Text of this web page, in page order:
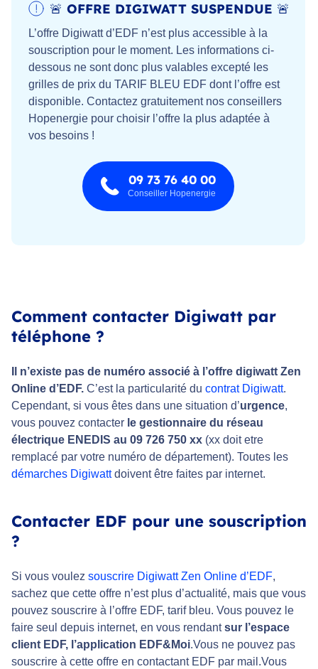
🚨 OFFRE DIGIWATT SUSPENDUE 🚨
L’offre Digiwatt d’EDF n’est plus accessible à la
souscription pour le moment. Les informations ci-
dessous ne sont donc plus valables excepté les
grilles de prix du TARIF BLEU EDF dont l’offre est
disponible. Contactez gratuitement nos conseillers
Hopenergie pour choisir l’offre la plus adaptée à
vos besoins !
09 73 76 40 00
Conseiller Hopenergie
Comment contacter Digiwatt par
téléphone ?
Il n’existe pas de numéro associé à l’offre digiwatt Zen
Online d’EDF. C’est la particularité du contrat Digiwatt.
Cependant, si vous êtes dans une situation d’urgence,
vous pouvez contacter le gestionnaire du réseau
électrique ENEDIS au 09 726 750 xx (xx doit etre
remplacé par votre numéro de département). Toutes les
démarches Digiwattdoivent être faites par internet.
Contacter EDF pour une souscription
?
Si vous voulez souscrire Digiwatt Zen Online d’EDF,
sachez que cette offre n’est plus d’actualité, mais que vous
pouvez souscrire à l’offre EDF, tarif bleu. Vous pouvez le
faire seul depuis internet, en vous rendantsur l’espace
client EDF, l’application EDF&Moi.Vous ne pouvez pas
souscrire à cette offre en contactant EDF par mail.Vous